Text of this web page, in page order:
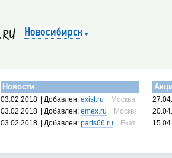
Новосибирск
Новости
03.02.2018 | Добавлен:exist.ru
Москва, Россия
03.02.2018
| Добавлен:emex.ru
Москва, Россия
03.02.2018
| Добавлен:parts66.ru Екатеринбург,